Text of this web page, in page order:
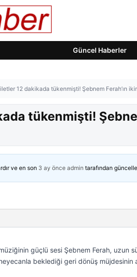
Güncel Haberler
12 dakikada tükenmişti! Şebnem Ferah’ın
tükenmişti!
ve en son 3 ay önce admin tarafından
güçlü sesi Şebnem Ferah, uzun
beklediği geri dönüş müjdesinin